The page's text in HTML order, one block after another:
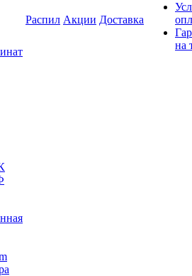
Распил Акции Доставка
на